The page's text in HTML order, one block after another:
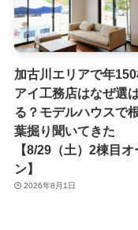
加古川エリアで年150
アイ工務店はなぜ選
る？モデルハウスで
葉掘り聞いてきた
【8/29（土）2棟目オ
ン】
2026年8月1日